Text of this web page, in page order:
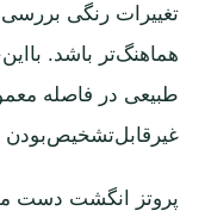
تغییرات رنگی بررسی
هماهنگ‌تر باشد.
طبیعی در فاصله
غیرقابل‌تشخیص‌بودن
پروتز انگشت دست